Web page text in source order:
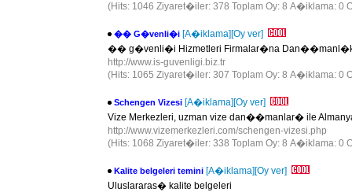
(Hits: 1046 Ziyaret�iler: 378 Toplam Oy: 8 A�iklama: 0
�� G�venli�i [A�iklama][Oy ver]
�� g�venli�i Hizmetleri Firmalar�na
http://www.is-guvenligi.biz.tr
(Hits: 1065 Ziyaret�iler: 307 Toplam Oy: 8 A�iklama: 0
Schengen Vizesi [A�iklama][Oy ver]
Vize Merkezleri, uzman vize dan��manlar� ile
http://www.vizemerkezleri.com/schengen-vizesi.php
(Hits: 1068 Ziyaret�iler: 338 Toplam Oy: 8 A�iklama: 0
Kalite belgeleri temini [A�iklama][Oy ver]
Uluslararas� kalite belgeleri